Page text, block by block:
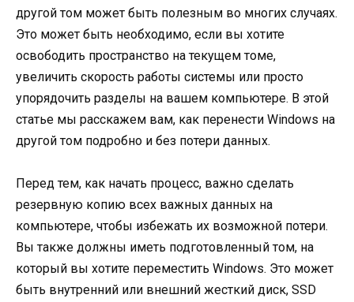
другой том может быть полезным во многих случаях.
Это может быть необходимо, если вы хотите
освободить пространство на текущем томе,
увеличить скорость работы системы или просто
упорядочить разделы на вашем компьютере. В этой
статье мы расскажем вам, как перенести Windows на
другой том подробно и без потери данных.
Перед тем, как начать процесс, важно сделать
резервную копию всех важных данных на
компьютере, чтобы избежать их возможной потери.
Вы также должны иметь подготовленный том, на
который вы хотите переместить Windows. Это может
быть внутренний или внешний жесткий диск, SSD